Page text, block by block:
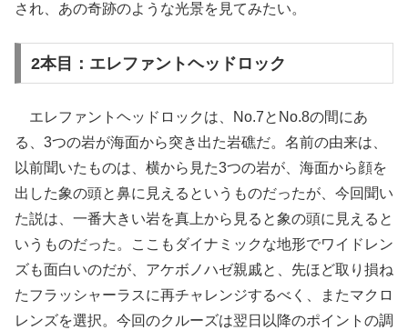
され、あの奇跡のような光景を見てみたい。
2本目：エレファントヘッドロック
エレファントヘッドロックは、No.7とNo.8の間にあ
る、3つの岩が海面から突き出た岩礁だ。名前の由来は、
以前聞いたものは、横から見た3つの岩が、海面から顔を
出した象の頭と鼻に見えるというものだったが、今回聞い
た説は、一番大きい岩を真上から見ると象の頭に見えると
いうものだった。ここもダイナミックな地形でワイドレン
ズも面白いのだが、アケボノハゼ親戚と、先ほど取り損ね
たフラッシャーラスに再チャレンジするべく、またマクロ
レンズを選択。今回のクルーズは翌日以降のポイントの調